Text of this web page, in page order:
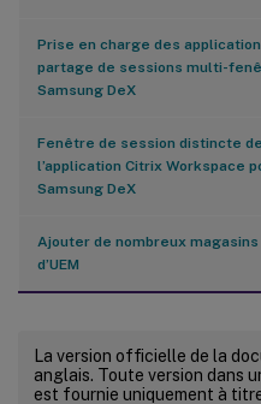
Prise en charge des
partage de sessions multi-
Samsung DeX
Fenêtre de session distincte
l’application Citrix Workspace
Samsung DeX
Ajouter de nombreux magasins
d’UEM
La version officielle de la
anglais. Toute version dans
est fournie uniquement à